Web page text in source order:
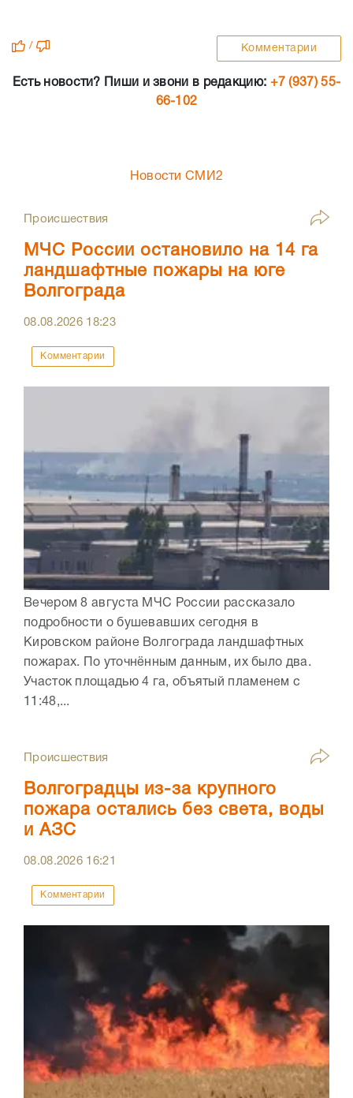
/ Комментарии
Есть новости? Пиши и звони в редакцию: +7 (937) 55-
66-102
Новости СМИ2
Происшествия
МЧС России остановило на 14 га
ландшафтные пожары на юге
Волгограда
08.08.2026 18:23
Комментарии
Вечером 8 августа МЧС России рассказало
подробности о бушевавших сегодня в
Кировском районе Волгограда ландшафтных
пожарах. По уточнённым данным, их было два.
Участок площадью 4 га, объятый пламенем с
11:48,...
Происшествия
Волгоградцы из-за крупного
пожара остались без света, воды
и АЗС
08.08.2026 16:21
Комментарии